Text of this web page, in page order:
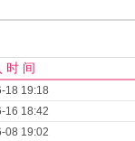
时 间
18 19:18
16 18:42
08 19:02